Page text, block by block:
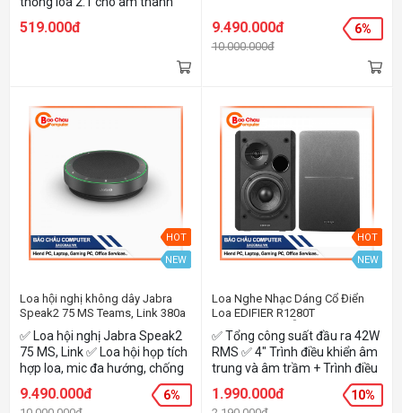
nhiễu S/N >75dB Kích thước
149x210x190 mm Kích thước
519.000đ 9.490.000đ
10.000.000đ
6%
HOT
NEW
Loa hội nghị không dây Jabra
Speak2 75 MS Teams, Link 380a
✅ Loa hội nghị Jabra Speak2
75 MS, Link ✅ Loa hội họp tích
hợp loa, mic đa hướng, chống
nước IP64 ✅ Tích hợp đồng
thời cổng kết nối USB-A và
9.490.000đ 6%
HOT
NEW
Loa Nghe Nhạc Dáng Cổ Điển
Loa EDIFIER R1280T
(Loa2.0/42W/GỖ/Đen)
✅ Tổng công suất đầu ra 42W
RMS ✅ 4″ Trình điều khiển âm
trung và âm trầm + Trình điều
khiển âm bổng 0,5″ ✅ Vỏ gỗ cổ
điển ✅ Đầu vào RCA kép ✅
1.990.000đ 10%